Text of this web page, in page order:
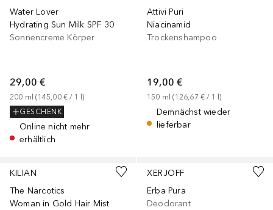
Water Lover
Hydrating Sun Milk SPF 30
Sonnencreme Körper
29,00 €
200 ml (145,00 € / 1 l)
GESCHENK
Online nicht mehr
erhältlich
Attivi Puri
Niacinamid
Trockenshampoo
19,00 €
150 ml (126,67 € / 1 l)
Demnächst wieder
lieferbar
KILIAN
The Narcotics
Woman in Gold Hair Mist
XERJOFF
Erba Pura
Deodorant